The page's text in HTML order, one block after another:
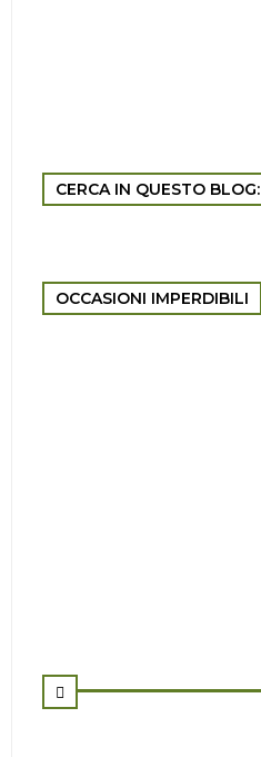
CERCA IN QUESTO BLOG:
OCCASIONI IMPERDIBILI
